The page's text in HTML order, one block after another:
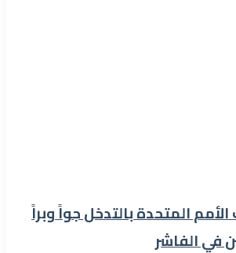
المتحدة بالتدخل جواً وبراً
في الفاشر